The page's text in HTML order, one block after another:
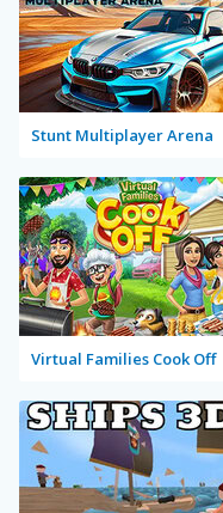
Stunt Multiplayer Arena
Virtual Families Cook Off